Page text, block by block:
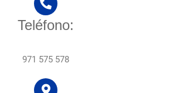
Teléfono:
971 575 578